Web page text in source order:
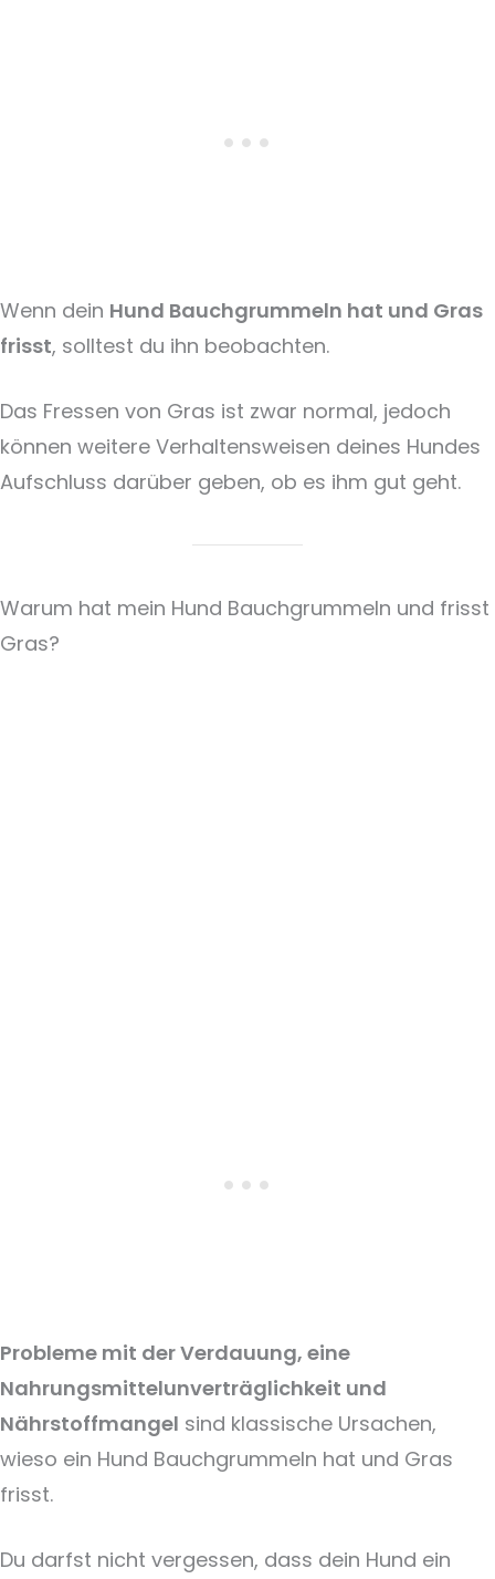
Wenn dein Hund Bauchgrummeln hat und Gras
frisst, solltest du ihn beobachten.
Das Fressen von Gras ist zwar normal, jedoch
können weitere Verhaltensweisen deines Hundes
Aufschluss darüber geben, ob es ihm gut geht.
Warum hat mein Hund Bauchgrummeln und frisst
Gras?
Probleme mit der Verdauung, eine
Nahrungsmittelunverträglichkeit und
Nährstoffmangel sind klassische Ursachen,
wieso ein Hund Bauchgrummeln hat und Gras
frisst.
Du darfst nicht vergessen, dass dein Hund ein